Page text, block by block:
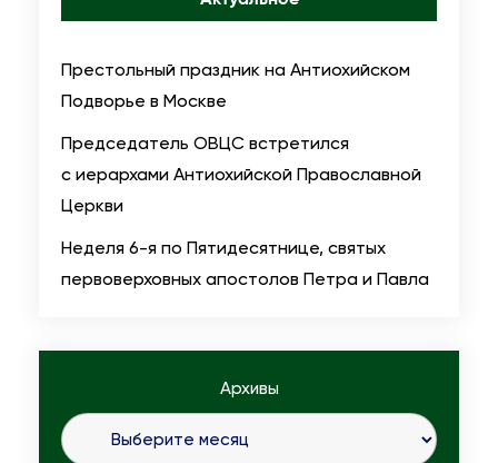
Престольный праздник на Антиохийском
Подворье в Москве
Председатель ОВЦС встретился
с иерархами Антиохийской Православной
Церкви
Неделя 6-я по Пятидесятнице, святых
первоверховных апостолов Петра и Павла
Архивы